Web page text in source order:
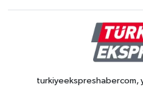
turkiyeekspreshabercom,